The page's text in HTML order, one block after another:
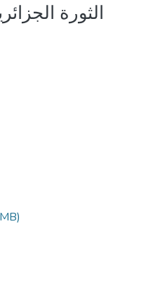
الثورة